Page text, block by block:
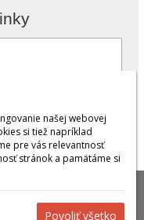
osobných
Pridať
našich služieb
✖
našej webovej
si tiež napríklad
pre vás relevantnosť
stránok a pamätáme si
Povoliť všetko